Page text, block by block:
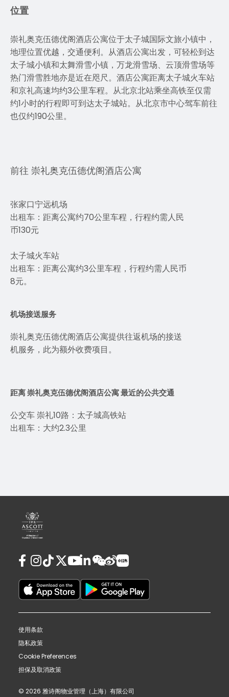
位置
崇礼奥克伍德优阁酒店公寓位于太子城国际文旅小镇中，
地理位置优越，交通便利。从酒店公寓出发，可轻松到达
太子城小镇和太舞滑雪小镇，万龙滑雪场、云顶滑雪场等
热门滑雪胜地亦是近在咫尺。酒店公寓距离太子城火车站
和京礼高速均约3公里车程。从北京北站乘坐高铁至仅需
约1小时的行程即可到达太子城站。从北京市中心驾车前往
也仅约190公里。
前往 崇礼奥克伍德优阁酒店公寓
张家口宁远机场
出租车：距离公寓约70公里车程，行程约需人民
币130元
太子城火车站
出租车：距离公寓约3公里车程，行程约需人民币
8元。
机场接送服务
崇礼奥克伍德优阁酒店公寓提供往返机场的接送
机服务，此为额外收费项目。
距离 崇礼奥克伍德优阁酒店公寓 最近的公共交通
公交车 崇礼10路：太子城高铁站
出租车：大约2.3公里
使用条款
隐私政策
Cookie Preferences
担保及取消政策
© 2026 雅诗阁物业管理（上海）有限公司